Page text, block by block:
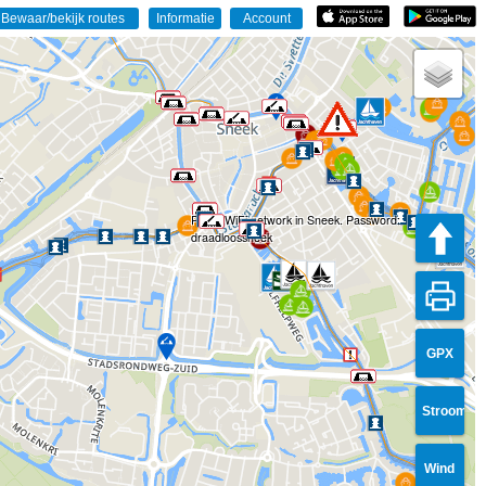
GPX
Stroom
Wind
Public WiFi network in Sneek. Password:
draadloossneek